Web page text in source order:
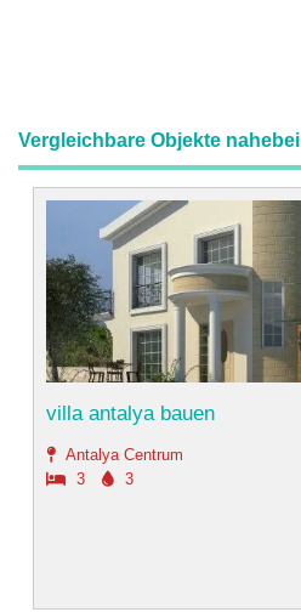
Vergleichbare Objekte nahebei
villa antalya bauen
Antalya Centrum
3
3